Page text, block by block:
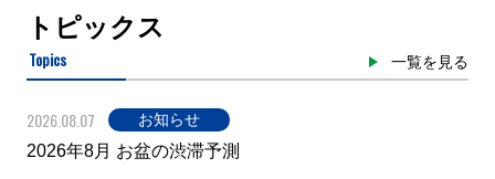
トピックス
Topics 一覧を見る
2026.08.07 お知らせ
2026年8月 お盆の渋滞予測